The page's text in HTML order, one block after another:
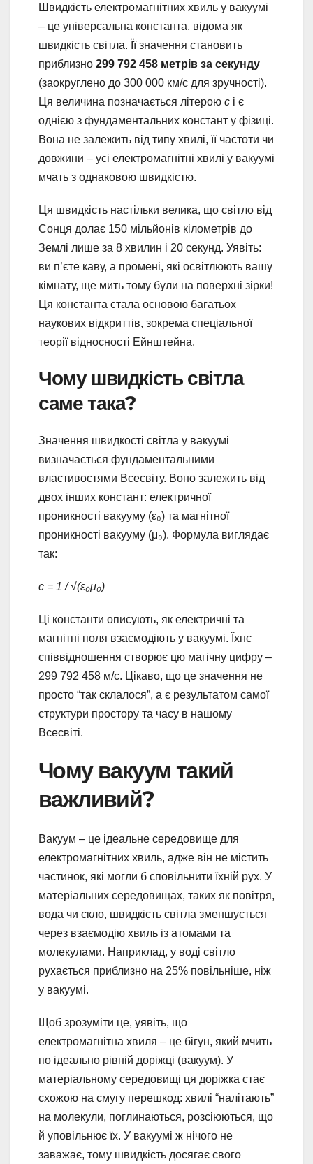
Швидкість електромагнітних хвиль у вакуумі
– це універсальна константа, відома як
швидкість світла. Її значення становить
приблизно 299 792 458 метрів за секунду
(заокруглено до 300 000 км/с для зручності).
Ця величина позначається літерою c і є
однією з фундаментальних констант у фізиці.
Вона не залежить від типу хвилі, її частоти чи
довжини – усі електромагнітні хвилі у вакуумі
мчать з однаковою швидкістю.
Ця швидкість настільки велика, що світло від
Сонця долає 150 мільйонів кілометрів до
Землі лише за 8 хвилин і 20 секунд. Уявіть:
ви п’єте каву, а промені, які освітлюють вашу
кімнату, ще мить тому були на поверхні зірки!
Ця константа стала основою багатьох
наукових відкриттів, зокрема спеціальної
теорії відносності Ейнштейна.
Чому швидкість світла
саме така?
Значення швидкості світла у вакуумі
визначається фундаментальними
властивостями Всесвіту. Воно залежить від
двох інших констант: електричної
проникності вакууму (ε₀) та магнітної
проникності вакууму (μ₀). Формула виглядає
так:
c = 1 / √(ε₀μ₀)
Ці константи описують, як електричні та
магнітні поля взаємодіють у вакуумі. Їхнє
співвідношення створює цю магічну цифру –
299 792 458 м/с. Цікаво, що це значення не
просто “так склалося”, а є результатом самої
структури простору та часу в нашому
Всесвіті.
Чому вакуум такий
важливий?
Вакуум – це ідеальне середовище для
електромагнітних хвиль, адже він не містить
частинок, які могли б сповільнити їхній рух. У
матеріальних середовищах, таких як повітря,
вода чи скло, швидкість світла зменшується
через взаємодію хвиль із атомами та
молекулами. Наприклад, у воді світло
рухається приблизно на 25% повільніше, ніж
у вакуумі.
Щоб зрозуміти це, уявіть, що
електромагнітна хвиля – це бігун, який мчить
по ідеально рівній доріжці (вакуум). У
матеріальному середовищі ця доріжка стає
схожою на смугу перешкод: хвилі “налітають”
на молекули, поглинаються, розсіюються, що
й уповільнює їх. У вакуумі ж нічого не
заважає, тому швидкість досягає свого